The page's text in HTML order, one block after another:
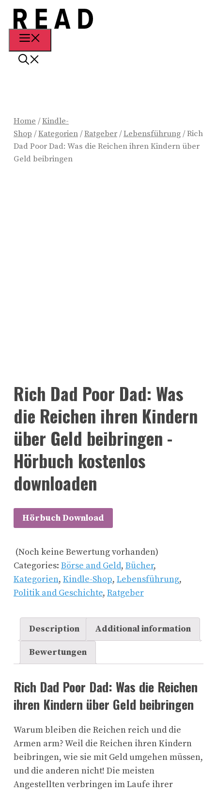
Zum
Inhalt
springen
Home /Kindle-
Shop /Kategorien/Ratgeber/Lebensführung/ Rich
Dad Poor Dad: Was die Reichen ihren Kindern über
Geld beibringen
Rich Dad Poor Dad: Was
die Reichen ihren Kindern
über Geld beibringen -
Hörbuch kostenlos
downloaden
Hörbuch Download
(Noch keine Bewertung vorhanden)
Categories: Börse and Geld, Bücher,
Kategorien, Kindle-Shop, Lebensführung,
Politik and Geschichte, Ratgeber
Description Additional information
Bewertungen
Rich Dad Poor Dad: Was die Reichen
ihren Kindern über Geld beibringen
Warum bleiben die Reichen reich und die
Armen arm? Weil die Reichen ihren Kindern
beibringen, wie sie mit Geld umgehen müssen,
und die anderen nicht! Die meisten
Angestellten verbringen im Laufe ihrer